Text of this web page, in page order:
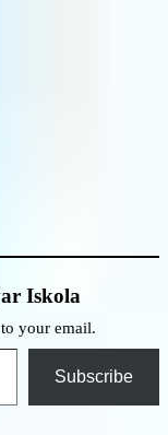
Iskola
your email.
Subscribe